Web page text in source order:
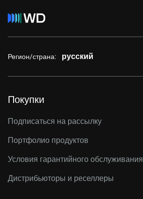
Регион/страна: русский
Покупки
Подписаться на рассылку
Портфолио продуктов
Условия гарантийного обслуживания
Дистрибьюторы и реселлеры